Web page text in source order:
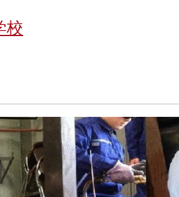
校